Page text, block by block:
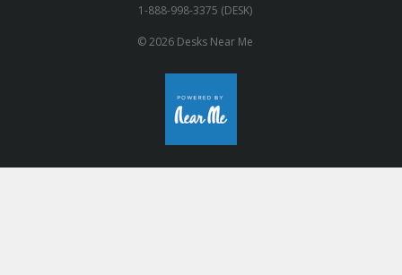
1-888-998-3375 (DESK)
© 2026 Desks Near Me